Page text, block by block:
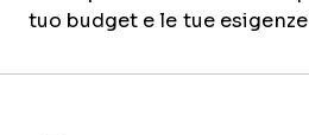
tuo budget e le tue